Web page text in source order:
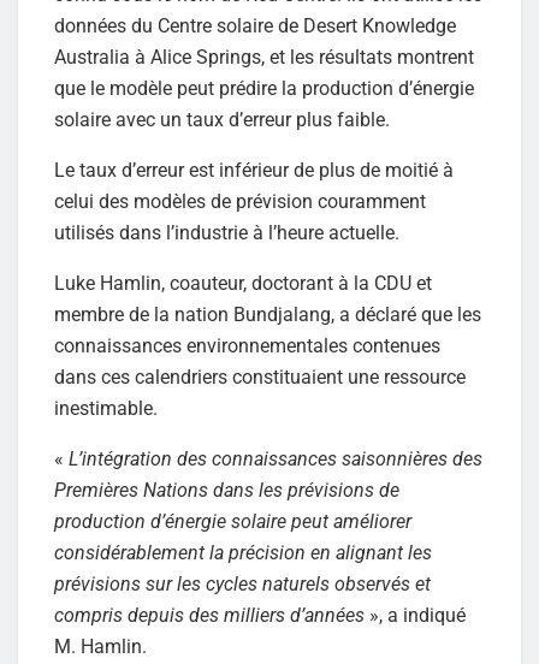
données du Centre solaire de Desert Knowledge
Australia à Alice Springs, et les résultats montrent
que le modèle peut prédire la production d’énergie
solaire avec un taux d’erreur plus faible.
Le taux d’erreur est inférieur de plus de moitié à
celui des modèles de prévision couramment
utilisés dans l’industrie à l’heure actuelle.
Luke Hamlin, coauteur, doctorant à la CDU et
membre de la nation Bundjalang, a déclaré que les
connaissances environnementales contenues
dans ces calendriers constituaient une ressource
inestimable.
« L’intégration des connaissances saisonnières des
Premières Nations dans les prévisions de
production d’énergie solaire peut améliorer
considérablement la précision en alignant les
prévisions sur les cycles naturels observés et
compris depuis des milliers d’années », a indiqué
M. Hamlin.